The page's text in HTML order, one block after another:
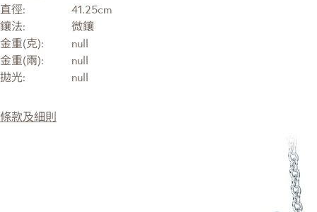
直徑:
41.25cm
鑲法:
微鑲
金重(克):
null
金重(兩):
null
拋光:
null
條款及細則